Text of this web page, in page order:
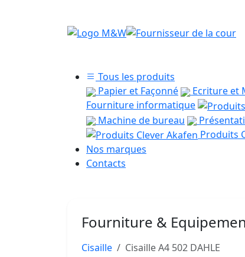
Tous les produits
Papier et Façonné
Ecriture et
Fourniture informatique
Machine de bureau
Produits
Nos marques
Contacts
Fourniture &
Cisaille Cisaille A4 502 DAHLE